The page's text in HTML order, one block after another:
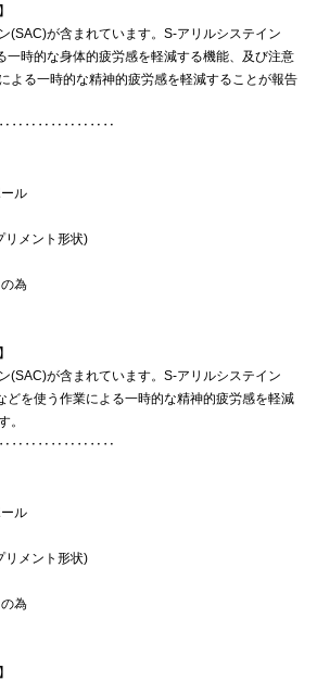
(SAC)が含まれています。S-アリルシステイン
一時的な身体的疲労感を軽減する機能、及び注意
よる一時的な精神的疲労感を軽減することが報告
ル
リメント形状)
為
(SAC)が含まれています。S-アリルシステイン
どを使う作業による一時的な精神的疲労感を軽減
。
ル
リメント形状)
為